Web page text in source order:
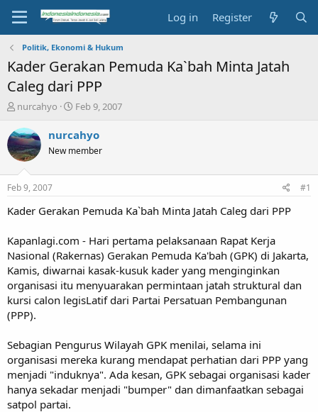
Log in Register
Politik, Ekonomi & Hukum
Kader Gerakan Pemuda Ka`bah Minta Jatah
Caleg dari PPP
T
r
e
a
s
t
a
e
r
nurcahyo
S
a
t
e
Feb 9, 2007
nurcahyo
New member
Feb 9, 2007 #1
Kader Gerakan Pemuda Ka`bah Minta Jatah Caleg dari PPP
Kapanlagi.com - Hari pertama pelaksanaan Rapat Kerja
Nasional (Rakernas) Gerakan Pemuda Ka'bah (GPK) di Jakarta,
Kamis, diwarnai kasak-kusuk kader yang menginginkan
organisasi itu menyuarakan permintaan jatah struktural dan
kursi calon legisLatif dari Partai Persatuan Pembangunan
(PPP).
Sebagian Pengurus Wilayah GPK menilai, selama ini
organisasi mereka kurang mendapat perhatian dari PPP yang
menjadi "induknya". Ada kesan, GPK sebagai organisasi kader
hanya sekadar menjadi "bumper" dan dimanfaatkan sebagai
satpol partai.